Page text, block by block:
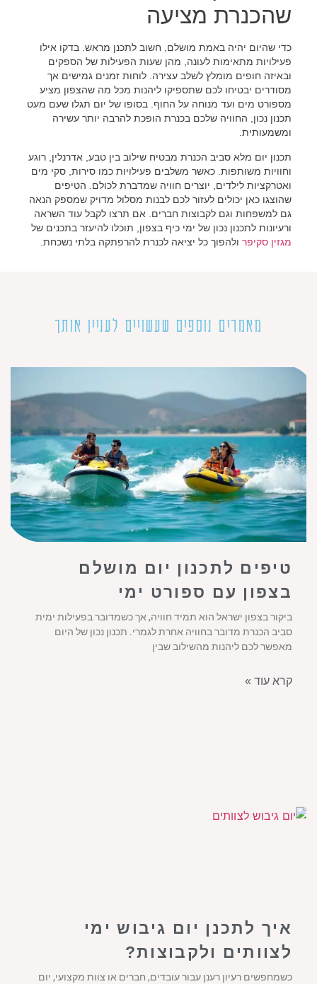
שהכנרת מציעה
כדי שהיום יהיה באמת מושלם, חשוב לתכנן מראש. בדקו אילו
פעילויות מתאימות לעונה, מהן שעות הפעילות של הספקים
ובאיזה חופים מומלץ לשלב עצירה. לוחות זמנים גמישים אך
מסודרים יבטיחו לכם שתספיקו ליהנות מכל מה שהצפון מציע
מספורט מים ועד מנוחה על החוף. בסופו של יום תגלו שעם מעט
תכנון נכון, החוויה שלכם בכנרת הופכת להרבה יותר עשירה
ומשמעותית.
תכנון יום מלא סביב הכנרת מבטיח שילוב בין טבע, אדרנלין, רוגע
וחוויות משותפות. כאשר משלבים פעילויות כמו סירות, סקי מים
ואטרקציות לילדים, יוצרים חוויה שמדברת לכולם. הטיפים
שהוצגו כאן יכולים לעזור לכם לבנות מסלול מדויק שמספק הנאה
גם למשפחות וגם לקבוצות חברים. אם תרצו לקבל עוד השראה
ורעיונות לתכנון נכון של ימי כיף בצפון, תוכלו להיעזר בתכנים של
מגזין סקיפרולהפוך כל יציאה לכנרת להרפתקה בלתי נשכחת.
מאמרים נוספים שעשויים לעניין אותך
טיפים לתכנון יום מושלם
בצפון עם ספורט ימי
ביקור בצפון ישראל הוא תמיד חוויה, אך כשמדובר בפעילות ימית
סביב הכנרת מדובר בחוויה אחרת לגמרי. תכנון נכון של היום
מאפשר לכם ליהנות מהשילוב שבין
קרא עוד »
איך לתכנן יום גיבוש ימי
לצוותים ולקבוצות?
כשמחפשים רעיון רענן עבור עובדים, חברים או צוות מקצועי, יום